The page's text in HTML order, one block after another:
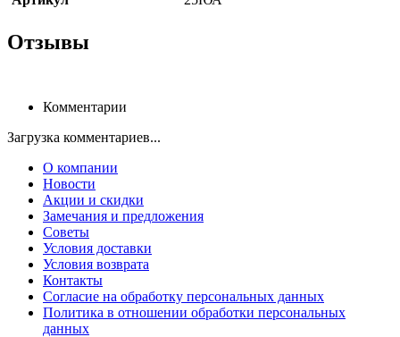
Отзывы
Комментарии
Загрузка комментариев...
О компании
Новости
Акции и скидки
Замечания и предложения
Советы
Условия доставки
Условия возврата
Контакты
Согласие на обработку персональных данных
Политика в отношении обработки персональных
данных